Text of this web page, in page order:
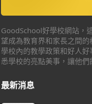
GoodSchool好學校網站，
望成為教育界和家長之間
學校內的教學政策和好人
悉學校的亮點美事，讓他
最新消息